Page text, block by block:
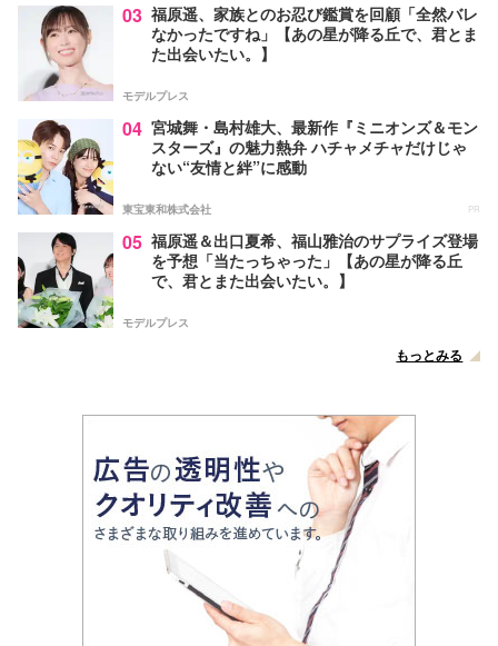
03 福原遥、家族とのお忍び鑑賞を回顧「全然バレ
なかったですね」【あの星が降る丘で、君とま
た出会いたい。】
モデルプレス
04 宮城舞・島村雄大、最新作『ミニオンズ＆モン
スターズ』の魅力熱弁 ハチャメチャだけじゃ
ない“友情と絆”に感動
東宝東和株式会社 PR
05 福原遥＆出口夏希、福山雅治のサプライズ登場
を予想「当たっちゃった」【あの星が降る丘
で、君とまた出会いたい。】
モデルプレス
もっとみる